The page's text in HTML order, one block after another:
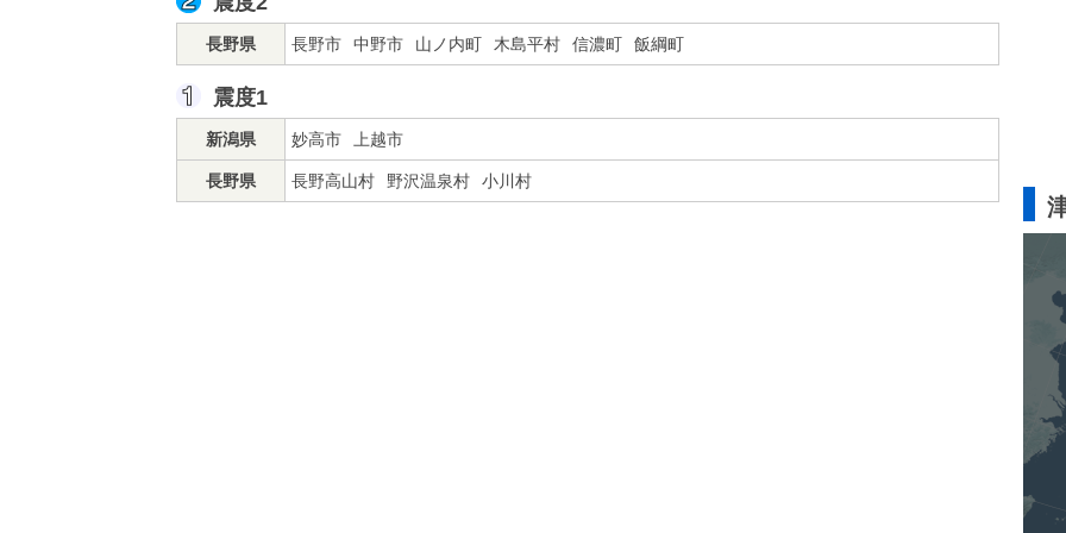
長野県 長野市 中野市 山ノ内町 木島平村 信濃町 飯綱町
震度1
新潟県 妙高市 上越市
長野県 長野高山村 野沢温泉村 小川村